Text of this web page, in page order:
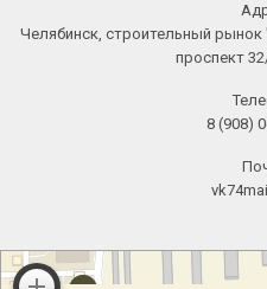
Челябинск, строительный
проспект
8 (908)